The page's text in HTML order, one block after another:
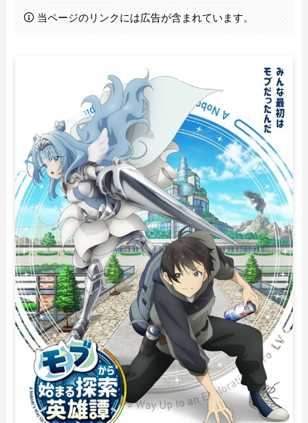
当ページのリンクには広告が含まれています。